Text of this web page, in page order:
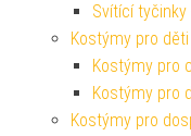
Svítící
Kostýmy pro děti
Kostýmy pro
Kostýmy pro
Kostýmy pro